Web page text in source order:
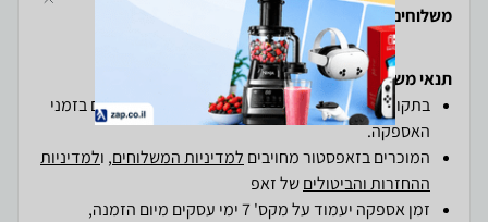
משלוחים והחזרות
תנאי משלוחים והחזרות ב-zap
בתקופת חגים ייתכנו עומסים חריגים וכן עיכובים קלים בזמני
האספקה.
המוכרים בזאפסטור מחויבים למדיניות המשלוחים, ולמדיניות
ההחזרות והביטוליםשל זאפ
זמן אספקה יעמוד על מקס' 7 ימי עסקים מיום הזמנה,